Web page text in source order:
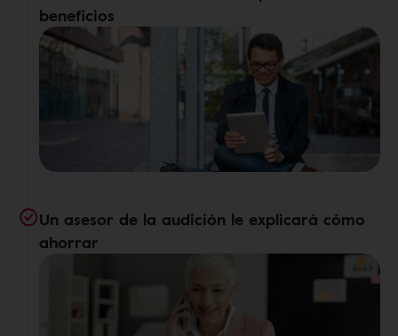
beneficios
Un asesor de la audición le explicará cómo
ahorrar